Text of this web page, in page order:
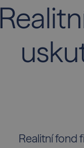
Realitní fond